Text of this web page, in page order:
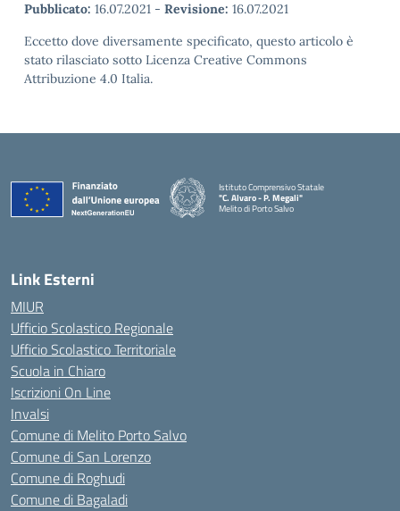
Pubblicato: 16.07.2021 - Revisione: 16.07.2021
Eccetto dove diversamente specificato, questo articolo è
stato rilasciato sotto Licenza Creative Commons
Attribuzione 4.0 Italia.
Istituto Comprensivo Statale
"C. Alvaro - P. Megali"
Melito di Porto Salvo
Link Esterni
MIUR
Ufficio Scolastico Regionale
Ufficio Scolastico Territoriale
Scuola in Chiaro
Iscrizioni On Line
Invalsi
Comune di Melito Porto Salvo
Comune di San Lorenzo
Comune di Roghudi
Comune di Bagaladi